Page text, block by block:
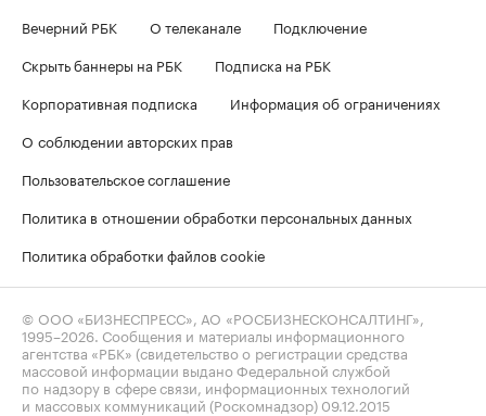
Вечерний РБК
О телеканале
Подключение
Скрыть баннеры на РБК
Подписка на РБК
Корпоративная подписка
Информация об ограничениях
О соблюдении авторских прав
Пользовательское соглашение
Политика в отношении обработки персональных данных
Политика обработки файлов cookie
© ООО «БИЗНЕСПРЕСС», АО «РОСБИЗНЕСКОНСАЛТИНГ»,
1995–2026 . Сообщения и материалы информационного
агентства «РБК» (свидетельство о регистрации средства
массовой информации выдано Федеральной службой
по надзору в сфере связи, информационных технологий
и массовых коммуникаций (Роскомнадзор) 09.12.2015